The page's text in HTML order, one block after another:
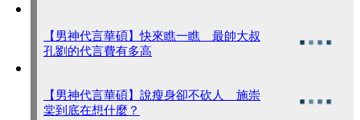
【男神代言華碩】快來瞧一瞧 最帥大叔
孔劉的代言費有多高
【男神代言華碩】說瘦身卻不砍人 施崇
棠到底在想什麼？